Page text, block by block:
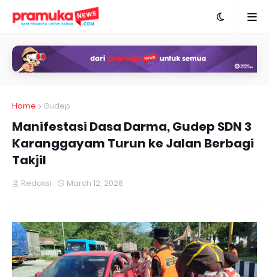
Home Gudep
Manifestasi Dasa Darma, Gudep SDN 3
Karanggayam Turun ke Jalan Berbagi
Takjil
Redaksi March 12, 2026